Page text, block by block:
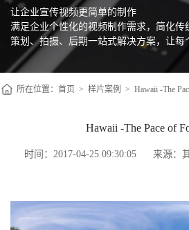
让企业宣传视频更简单的制作
满足企业个性化的视频制作需求，简化传
策划、拍摄、后期一站式解决方案，让每
自己的宣传片
所在位置： 首页 > 样片案例 > Hawaii -The
Hawaii -The Pace of
时间：2017-04-25 09:30:05 来源：